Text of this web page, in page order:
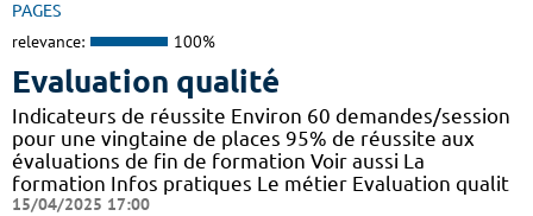
PAGES
relevance: 100%
Evaluation qualité
Indicateurs de réussite Environ 60 demandes/session
pour une vingtaine de places 95% de réussite aux
évaluations de fin de formation Voir aussi La
formation Infos pratiques Le métier Evaluation qualit
15/04/2025 17:00